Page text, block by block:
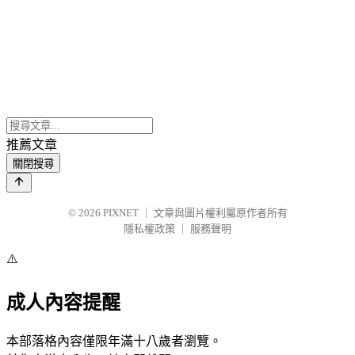
推薦文章
關閉搜尋
© 2026 PIXNET
文章與圖片權利屬原作者所有
隱私權政策
服務聲明
⚠️
成人內容提醒
本部落格內容僅限年滿十八歲者瀏覽。